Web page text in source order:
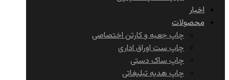
اخبار
محصولات
چاپ جعبه و کارتن اختصاصی
چاپ ست اوراق اداری
چاپ ساک دستی
چاپ هدیه تبلیغاتی